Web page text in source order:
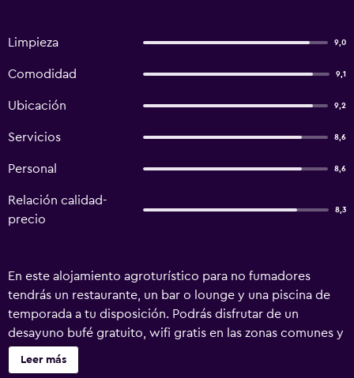
Limpieza 9,0
Comodidad 9,1
Ubicación 9,2
Servicios 8,6
Personal 8,6
Relación calidad-
precio
8,3
En este alojamiento agroturístico para no fumadores
tendrás un restaurante, un bar o lounge y una piscina de
temporada a tu disposición. Podrás disfrutar de un
desayuno bufé gratuito, wifi gratis en las zonas comunes y
aparcamiento gratuito. También encontrarás una
biblioteca, un jardín y un área para parrillas. Cascina
Leer más